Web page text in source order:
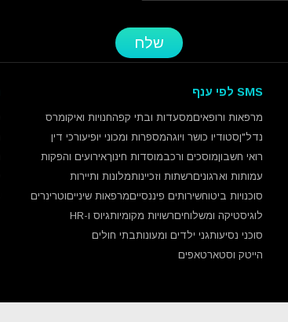
שלח
SMS לפי ענף
מרפאות ורופאיםמסעדות ובתי קפהחנויות ואיקומרס
נדל"ןסטודיו כושר ויוגהמספרות ומכוני יופיעורכי דין
רואי חשבוןמוסכים ורכבמוסדות חינוךאירועים והפקות
עמותות וארגוניםרשתות וזכיינותמלונות ותיירות
סוכנויות ביטוחשירותים פיננסייםמרפאות שינייםוטרינרים
לוגיסטיקה ומשלוחיםרשויות מקומיותגיוס ו-HR
סוכני נסיעותגני ילדים ומעונותבתי חולים
הייטק וסטארטאפים